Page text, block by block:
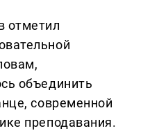
отметил
объединить
современной
преподавания.